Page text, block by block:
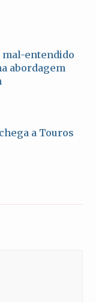
mal-entendido
abordagem
a Touros